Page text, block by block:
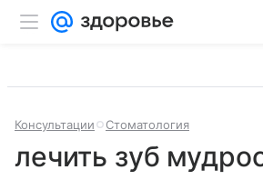
Консультации Стоматология
лечить зуб